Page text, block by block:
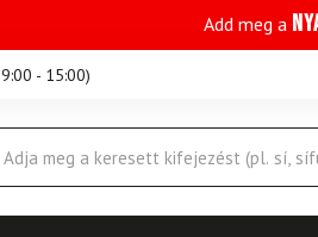
Add meg a
- 15:00)